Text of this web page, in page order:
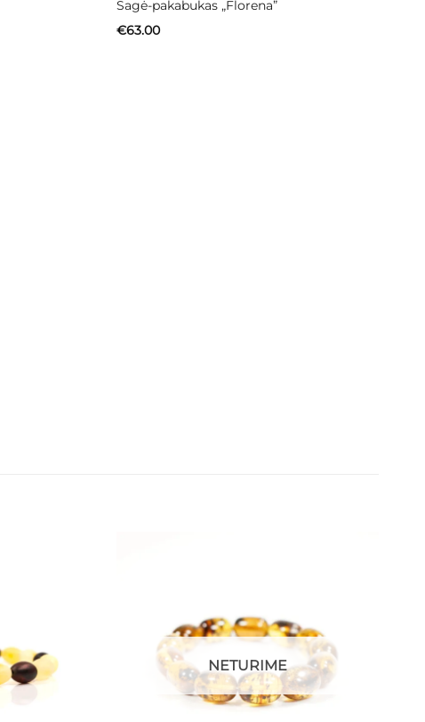
Sagė-pakabukas „Florena”
€63.00
NETURIME